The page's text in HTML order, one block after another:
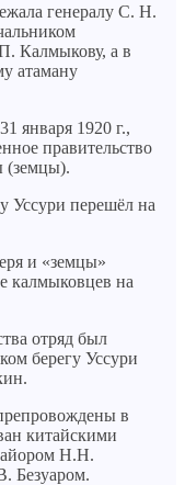
генералу С. Н.
Калмыкову, а в
атаману
января 1920 г.,
правительство
(земцы).
Уссури перешёл на
и «земцы»
калмыковцев на
отряд был
берегу Уссури
в
китайскими
Н.Н.
Безуаром.